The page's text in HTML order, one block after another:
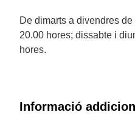
De dimarts a divendres
20.00 hores; dissabte i
hores.
Informació